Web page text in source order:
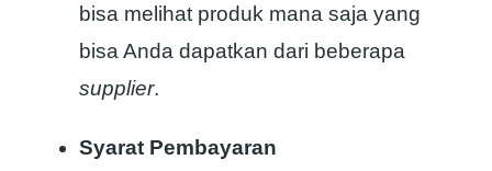
bisa melihat produk mana saja yang
bisa Anda dapatkan dari beberapa
supplier.
Syarat Pembayaran